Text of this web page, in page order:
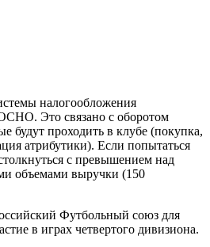
налогообложения
Это связано с оборотом
будут проходить в клубе (покупка,
атрибутики). Если попытаться
с превышением над
объемами выручки (150
Футбольный союз для
в играх четвертого дивизиона.